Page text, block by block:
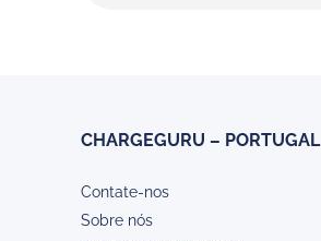
CHARGEGURU – PORTUGAL
Contate-nos
Sobre nós